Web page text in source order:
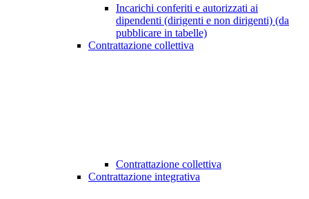
Incarichi conferiti e autorizzati ai
dipendenti (dirigenti e non dirigenti) (da
pubblicare in tabelle)
Contrattazione collettiva
Contrattazione collettiva
Contrattazione integrativa